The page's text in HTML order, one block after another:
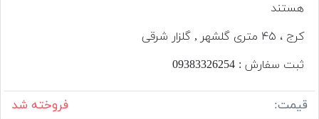
هستند
کرج ، ۴۵ متری گلشهر , گلزار شرقی
ثبت سفارش : 093‌833‌262‌54
قیمت:
فروخته شد